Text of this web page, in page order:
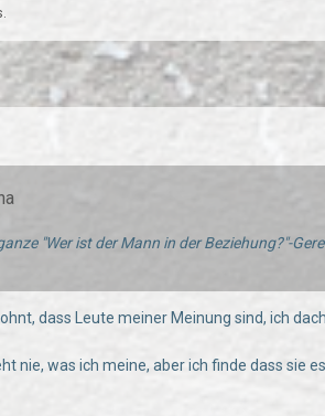
"Wer ist der Mann in der Beziehung?"-
dass Leute meiner Meinung sind, ich
nie, was ich meine, aber ich finde dass sie